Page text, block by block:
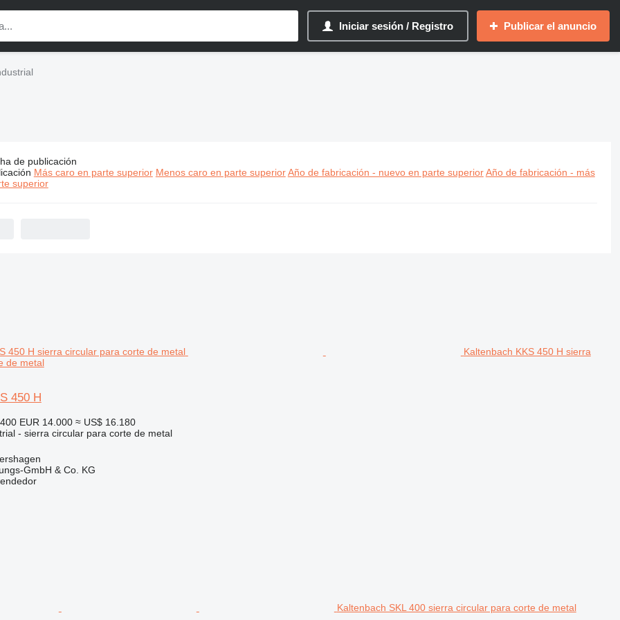
Iniciar sesión / Registro Publicar el anuncio
Kaltenbach maquinaria industrial
de publicación
Más caro en parte superior Menos caro en parte superior Año de fabricación - nuevo en parte superior Año de fabricación - más
superior
Kaltenbach KKS 450 H sierra
de metal
450 H
EUR 14.000 ≈ US$ 16.180
- sierra circular para corte de metal
GmbH & Co. KG
Kaltenbach SKL 400 sierra circular para corte de metal